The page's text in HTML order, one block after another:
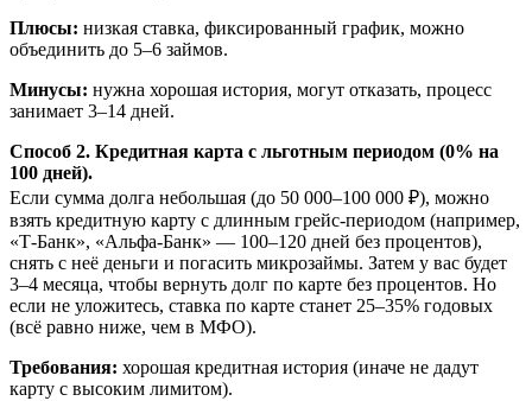
Плюсы: низкая ставка, фиксированный график, можно
объединить до 5–6 займов.
Минусы: нужна хорошая история, могут отказать, процесс
занимает 3–14 дней.
Способ 2. Кредитная карта с льготным периодом (0% на
100 дней).
Если сумма долга небольшая (до 50 000–100 000 ₽), можно
взять кредитную карту с длинным грейс-периодом (например,
«Т-Банк», «Альфа-Банк» — 100–120 дней без процентов),
снять с неё деньги и погасить микрозаймы. Затем у вас будет
3–4 месяца, чтобы вернуть долг по карте без процентов. Но
если не уложитесь, ставка по карте станет 25–35% годовых
(всё равно ниже, чем в МФО).
Требования: хорошая кредитная история (иначе не дадут
карту с высоким лимитом).